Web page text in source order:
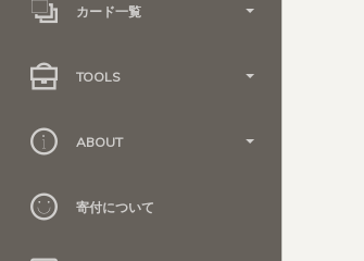
カード一覧
TOOLS
ABOUT
寄付について